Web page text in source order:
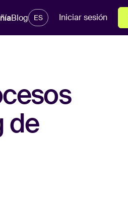
Blog ES Iniciar sesión
de